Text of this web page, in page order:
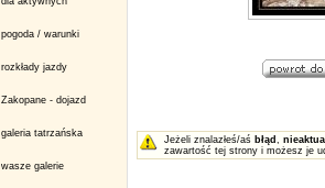
pogoda / warunki
rozkłady jazdy
Zakopane - dojazd
galeria tatrzańska
wasze galerie
Jeżeli znalazłeś/aś błąd ,
zawartość tej strony i możesz je